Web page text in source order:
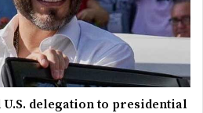
U.S. delegation to presidential